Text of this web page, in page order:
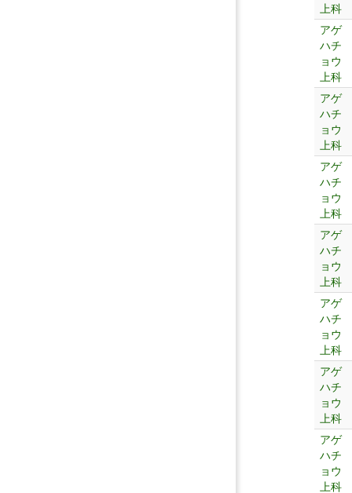
上科
アゲ
ハチ
ョウ
上科
アゲ
ハチ
ョウ
上科
アゲ
ハチ
ョウ
上科
アゲ
ハチ
ョウ
上科
アゲ
ハチ
ョウ
上科
アゲ
ハチ
ョウ
上科
アゲ
ハチ
ョウ
上科